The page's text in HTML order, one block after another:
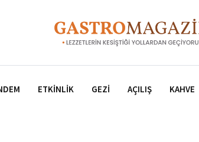
ETKINLIK GEZI AÇILIŞ KAHVE